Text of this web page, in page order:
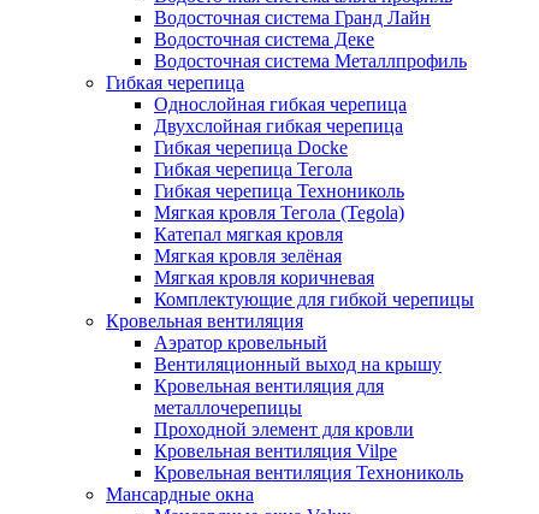
Водосточная система Гранд Лайн
Водосточная система Деке
Водосточная система Металлпрофиль
Гибкая черепица
Однослойная гибкая черепица
Двухслойная гибкая черепица
Гибкая черепица Docke
Гибкая черепица Тегола
Гибкая черепица Технониколь
Мягкая кровля Тегола (Tegola)
Катепал мягкая кровля
Мягкая кровля зелёная
Мягкая кровля коричневая
Комплектующие для гибкой черепицы
Кровельная вентиляция
Аэратор кровельный
Вентиляционный выход на крышу
Кровельная вентиляция для
металлочерепицы
Проходной элемент для кровли
Кровельная вентиляция Vilpe
Кровельная вентиляция Технониколь
Мансардные окна